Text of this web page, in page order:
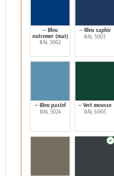
— Bleu
outremer (mat)
RAL 5002
— Bleu saphir
RAL 5003
— Bleu pastel
RAL 5024
— Vert mousse
RAL 6005